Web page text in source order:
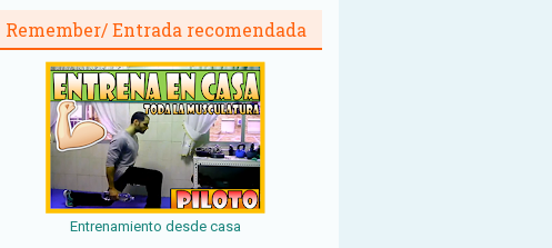
Remember/ Entrada recomendada
Entrenamiento desde casa